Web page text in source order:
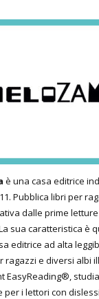
è una casa editrice
Pubblica libri per
dalle prime
sua caratteristica è
editrice ad alta
ragazzi e diversi albi
EasyReading®,
per i lettori con